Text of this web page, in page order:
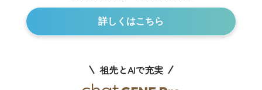
詳しくはこちら
祖先とAIで充実